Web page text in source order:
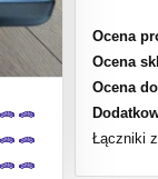
Ocena
Ocena
Ocena
Łączniki